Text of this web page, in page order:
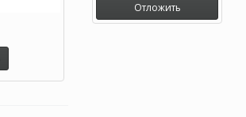
Отложить